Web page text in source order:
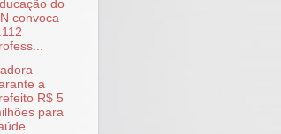
do
convoca
a
R$ 5
para